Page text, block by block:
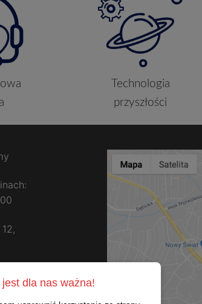
Technologia
przyszłości
dla nas ważna!